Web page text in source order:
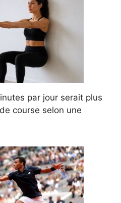
par jour serait plus
course selon une